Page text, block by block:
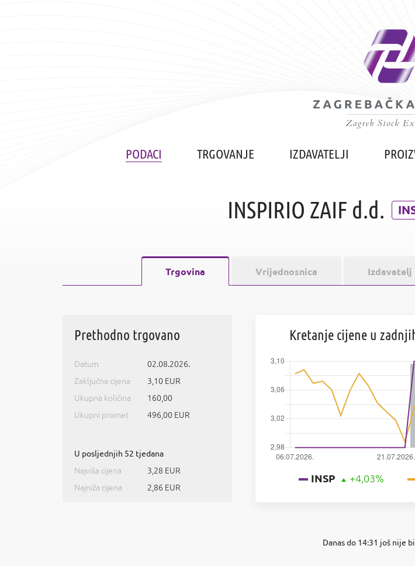
PODACI TRGOVANJE IZDAVATELJI
INSPIRIO ZAIF d.d.
Trgovina Vrijednosnica Izdavatelj
Prethodno trgovano
Datum
02.08.2026.
Zaključna cijena
3,10 EUR
Ukupna količina
160,00
Ukupni promet
496,00 EUR
U posljednjih 52 tjedana
Najviša cijena
3,28 EUR
Najniža cijena
2,86 EUR
Kretanje cijene u
INSP +4,03%
Danas do 14:31 još nije